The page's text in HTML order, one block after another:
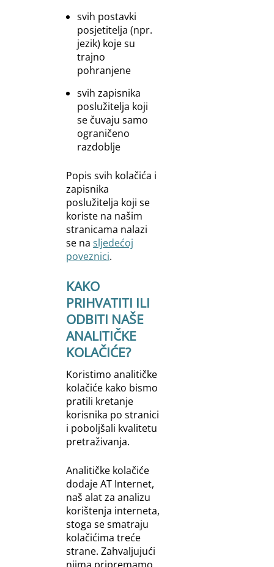
svih postavki
posjetitelja (npr.
jezik) koje su
trajno
pohranjene
svih zapisnika
poslužitelja koji
se čuvaju samo
ograničeno
razdoblje
Popis svih kolačića i
zapisnika
poslužitelja koji se
koriste na našim
stranicama nalazi
se na sljedećoj
poveznici.
KAKO
PRIHVATITI ILI
ODBITI NAŠE
ANALITIČKE
KOLAČIĆE?
Koristimo analitičke
kolačiće kako bismo
pratili kretanje
korisnika po stranici
i poboljšali kvalitetu
pretraživanja.
Analitičke kolačiće
dodaje AT Internet,
naš alat za analizu
korištenja interneta,
stoga se smatraju
kolačićima treće
strane. Zahvaljujući